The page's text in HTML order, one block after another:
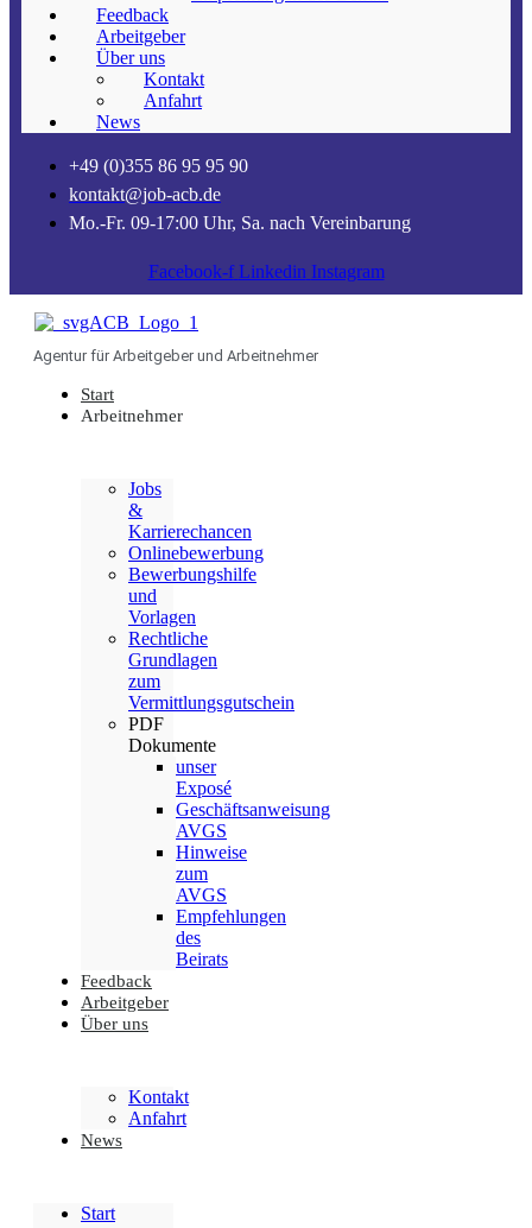
Feedback
Arbeitgeber
Über uns
Kontakt
Anfahrt
News
+49 (0)355 86 95 95 90
kontakt@job-acb.de
Mo.-Fr. 09-17:00 Uhr, Sa. nach Vereinbarung
Facebook-f Linkedin Instagram
Agentur für Arbeitgeber und Arbeitnehmer
Start
Arbeitnehmer
Jobs
&
Karrierechancen
Onlinebewerbung
Bewerbungshilfe
und
Vorlagen
Rechtliche
Grundlagen
zum
Vermittlungsgutschein
PDF
Dokumente
unser
Exposé
Geschäftsanweisung
AVGS
Hinweise
zum
AVGS
Empfehlungen
des
Beirats
Feedback
Arbeitgeber
Über uns
Kontakt
Anfahrt
News
Start